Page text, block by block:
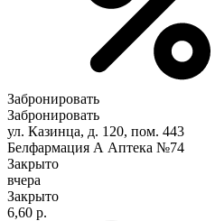
Забронировать
Забронировать
ул. Казинца, д. 120, пом. 443
Белфармация А Аптека №74
Закрыто
вчера
Закрыто
6,60 р.